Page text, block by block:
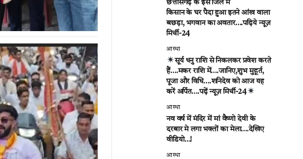
छत्तीसगढ़ के इस जिले में
किसान के घर पैदा हुआ इतने आंख वाला
बछड़ा, भगवान का अवतार….पढ़िये न्यूज़
मिर्ची-24
आस्था
सूर्य धनु राशि से निकलकर प्रवेश करते
हैं….मकर राशि में….जानिए,शुभ मुहूर्त,
पूजा और विधि….शनिदेव को आज यह
करें अर्पित….पढ़ें न्यूज़ मिर्ची-24
आस्था
नव वर्ष में मंदिर में मां वैष्णो देवी के
दरबार मे लगा भक्तों का मेला….देखिए
वीडियो…!
आस्था